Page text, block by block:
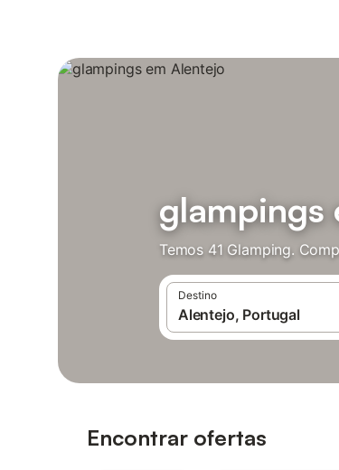
glampings
Temos 41 Glamping.
Destino
Encontrar ofertas